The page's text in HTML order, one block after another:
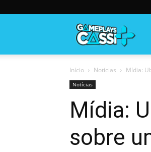
Início Notícias Mídia:
Notícias
Mídia:
sobre